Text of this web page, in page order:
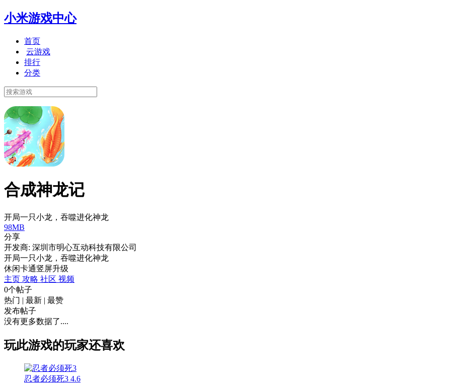
小米游戏中心
首页
云游戏
排行
分类
合成神龙记
开局一只小龙，吞噬进化神龙
98MB
分享
开发商: 深圳市明心互动科技有限公司
开局一只小龙，吞噬进化神龙
休闲卡通竖屏升级
主页 攻略 社区 视频
0个帖子
热门 | 最新 | 最赞
发布帖子
没有更多数据了....
玩此游戏的玩家还喜欢
忍者必须死3 4.6